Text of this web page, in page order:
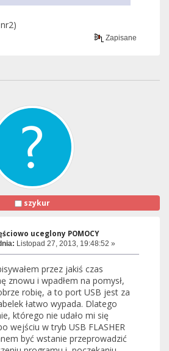
Zapisane
szykur
uceglony POMOCY
Listopad 27, 2013, 19:48:52 »
przez jakiś czas
znowu i wpadłem na pomysł,
robię, a to port USB jest za
łatwo wypada. Dlatego
którego nie udało mi się
wejściu w tryb USB FLASHER
być wstanie przeprowadzić